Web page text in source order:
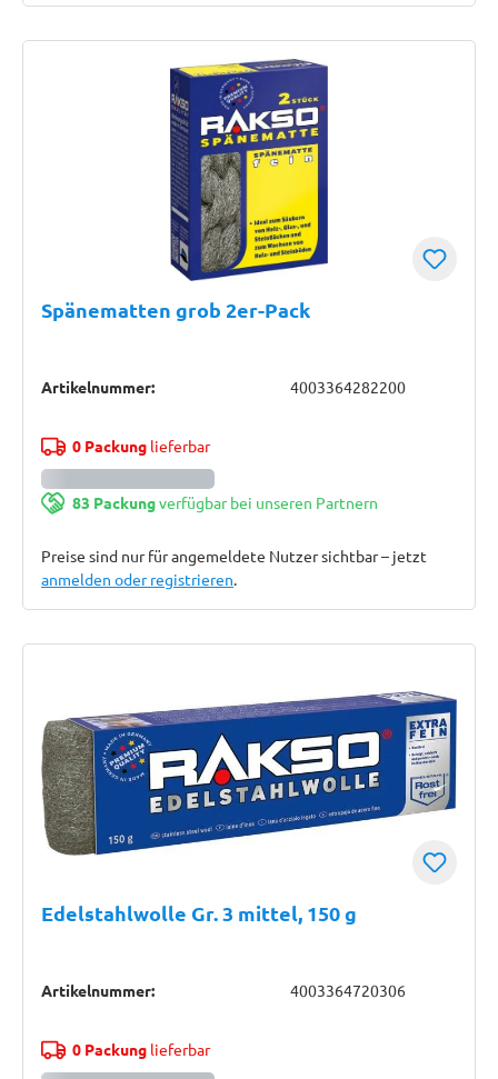
Spänematten grob 2er-Pack
Artikelnummer: 4003364282200
0 Packunglieferbar
83 Packungverfügbar bei unseren Partnern
Preise sind nur für angemeldete Nutzer sichtbar – jetzt
anmelden oder registrieren.
Edelstahlwolle Gr. 3 mittel, 150 g
Artikelnummer: 4003364720306
0 Packunglieferbar